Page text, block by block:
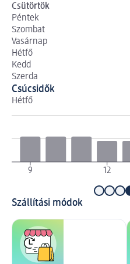
Csütörtök
Péntek
Szombat
Vasárnap
Hétfő
Kedd
Szerda
Csúcsidők
Hétfő
9 12
Szállítási módok